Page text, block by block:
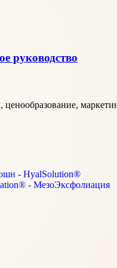
руководство
- HyalSolution®
- МезоЭксфолиация